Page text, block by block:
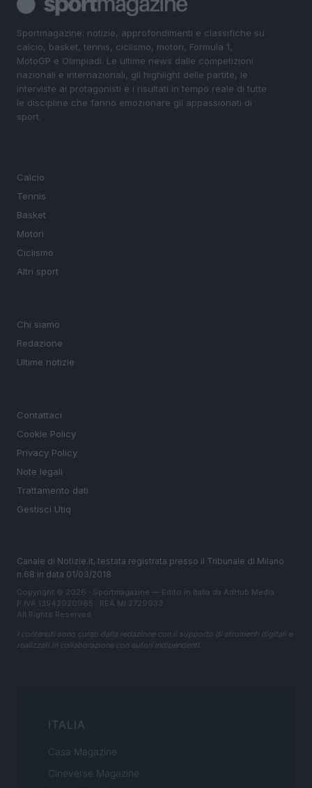
Sportmagazine: notizie, approfondimenti e classifiche su
calcio, basket, tennis, ciclismo, motori, Formula 1,
MotoGP e Olimpiadi. Le ultime news dalle competizioni
nazionali e internazionali, gli highlight delle partite, le
interviste ai protagonisti e i risultati in tempo reale di tutte
le discipline che fanno emozionare gli appassionati di
sport.
Calcio
Tennis
Basket
Motori
Ciclismo
Altri sport
Chi siamo
Redazione
Ultime notizie
Contattaci
Cookie Policy
Privacy Policy
Note legali
Trattamento dati
Gestisci Utiq
Canale di Notizie.it, testata registrata presso il Tribunale di Milano
n.68 in data 01/03/2018
Copyright © 2026 · Sportmagazine — Edito in Italia da AdHub Media
P.IVA 13542920965 · REA MI 2729933
All Rights Reserved
I contenuti sono curati dalla redazione con il supporto di strumenti digitali e
realizzati in collaborazione con autori indipendenti.
ITALIA
Casa Magazine
Cineverse Magazine